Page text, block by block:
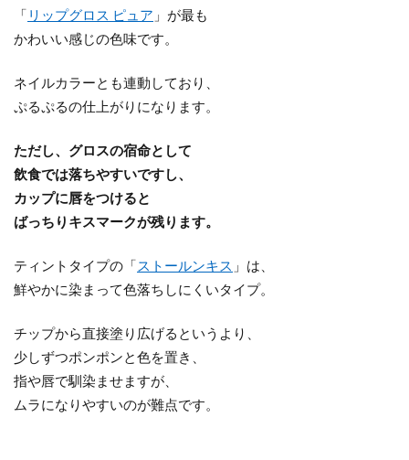
「 リップグロス ピュア 」が最も
かわいい感じの色味です。
ネイルカラーとも連動しており、
ぷるぷるの仕上がりになります。
ただし、グロスの宿命として
飲食では落ちやすいですし、
カップに唇をつけると
ばっちりキスマークが残ります。
ティントタイプの「ストールンキス 」は、
鮮やかに染まって色落ちしにくいタイプ。
チップから直接塗り広げるというより、
少しずつポンポンと色を置き、
指や唇で馴染ませますが、
ムラになりやすいのが難点です。